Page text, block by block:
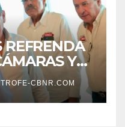
Y
BENEFICIO
DECBNR.COM